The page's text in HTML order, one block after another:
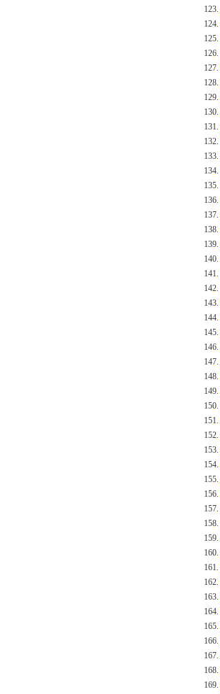
123.
124.
125.
126.
127.
128.
129.
130.
131.
132.
133.
134.
135.
136.
137.
138.
139.
140.
141.
142.
143.
144.
145.
146.
147.
148.
149.
150.
151.
152.
153.
154.
155.
156.
157.
158.
159.
160.
161.
162.
163.
164.
165.
166.
167.
168.
169.